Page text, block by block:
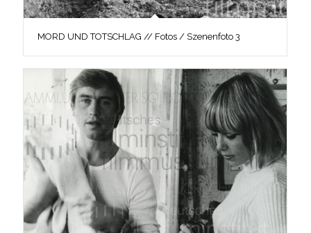
MORD UND TOTSCHLAG // Fotos / Szenenfoto 3